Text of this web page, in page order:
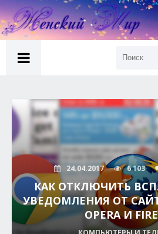
24.04.2017 6 103
КАК ОТКЛЮЧИТЬ
УВЕДОМЛЕНИЯ ОТ
OPERA И